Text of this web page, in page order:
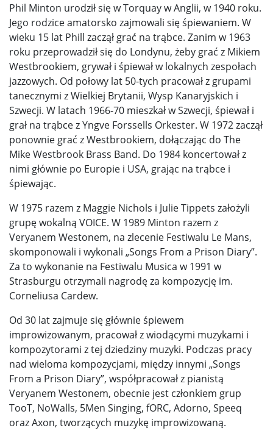
Phil Minton urodził się w Torquay w Anglii, w 1940 roku.
Jego rodzice amatorsko zajmowali się śpiewaniem. W
wieku 15 lat Phill zaczął grać na trąbce. Zanim w 1963
roku przeprowadził się do Londynu, żeby grać z Mikiem
Westbrookiem, grywał i śpiewał w lokalnych zespołach
jazzowych. Od połowy lat 50-tych pracował z grupami
tanecznymi z Wielkiej Brytanii, Wysp Kanaryjskich i
Szwecji. W latach 1966-70 mieszkał w Szwecji, śpiewał i
grał na trąbce z Yngve Forssells Orkester. W 1972 zaczął
ponownie grać z Westbrookiem, dołączając do The
Mike Westbrook Brass Band. Do 1984 koncertował z
nimi głównie po Europie i USA, grając na trąbce i
śpiewając.
W 1975 razem z Maggie Nichols i Julie Tippets założyli
grupę wokalną VOICE. W 1989 Minton razem z
Veryanem Westonem, na zlecenie Festiwalu Le Mans,
skomponowali i wykonali „Songs From a Prison Diary”.
Za to wykonanie na Festiwalu Musica w 1991 w
Strasburgu otrzymali nagrodę za kompozycję im.
Corneliusa Cardew.
Od 30 lat zajmuje się głównie śpiewem
improwizowanym, pracował z wiodącymi muzykami i
kompozytorami z tej dziedziny muzyki. Podczas pracy
nad wieloma kompozycjami, między innymi „Songs
From a Prison Diary”, współpracował z pianistą
Veryanem Westonem, obecnie jest członkiem grup
TooT, NoWalls, 5Men Singing, fORC, Adorno, Speeq
oraz Axon, tworzących muzykę improwizowaną.